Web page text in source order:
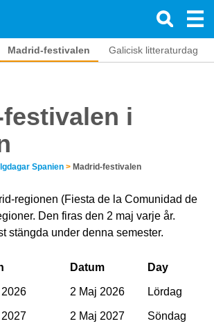
Madrid-festivalen Galicisk litteraturdag
i
Spanien > Madrid-festivalen
regionen (Fiesta de la Comunidad de
Den firas den 2 maj varje år.
stängda under denna semester.
Datum Day
2 Maj 2026 Lördag
2 Maj 2027 Söndag